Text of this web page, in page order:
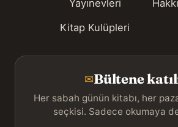
Yayınevleri
Kitap Kulüpleri
✉Bültene
Her sabah günün kitabı, her
seçkisi. Sadece okumaya